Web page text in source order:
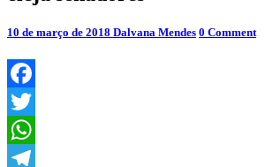
que
Dino
eleja
senadores
10 de março de 2018 Dalvana Mendes Comments
0 Comment
Facebook
Twitter
WhatsApp